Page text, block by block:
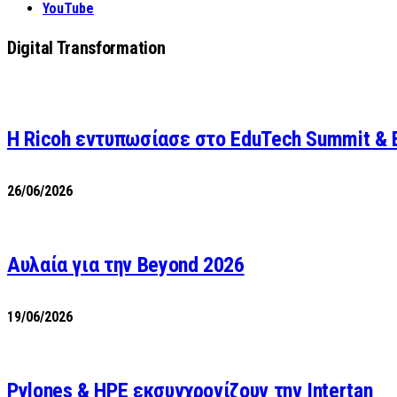
YouTube
Digital Transformation
Η Ricoh εντυπωσίασε στο EduTech Summit &
26/06/2026
Αυλαία για την Beyond 2026
19/06/2026
Pylones & HPE εκσυγχρονίζουν την Intertan